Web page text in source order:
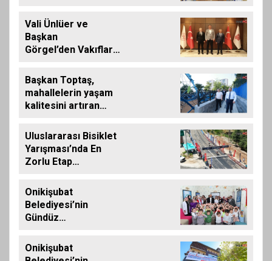
Aileleriyle Bir Araya
Geldi
Vali Ünlüer ve
Başkan
Görgel’den Vakıflar
ziyaret
Başkan Toptaş,
mahallelerin yaşam
kalitesini artıran
Uluslararası Bisiklet
Yarışması’nda En
Zorlu Etap
Onikişubat
Belediyesi’nin
Gündüz
dönemin ön kayıtları
başladı
Onikişubat